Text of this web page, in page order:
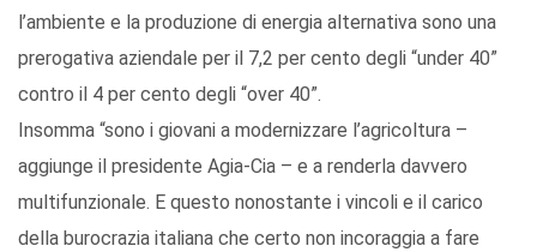
l’ambiente e la produzione di energia alternativa sono una
prerogativa aziendale per il 7,2 per cento degli “under 40”
contro il 4 per cento degli “over 40”.
Insomma “sono i giovani a modernizzare l’agricoltura –
aggiunge il presidente Agia-Cia – e a renderla davvero
multifunzionale. E questo nonostante i vincoli e il carico
della burocrazia italiana che certo non incoraggia a fare